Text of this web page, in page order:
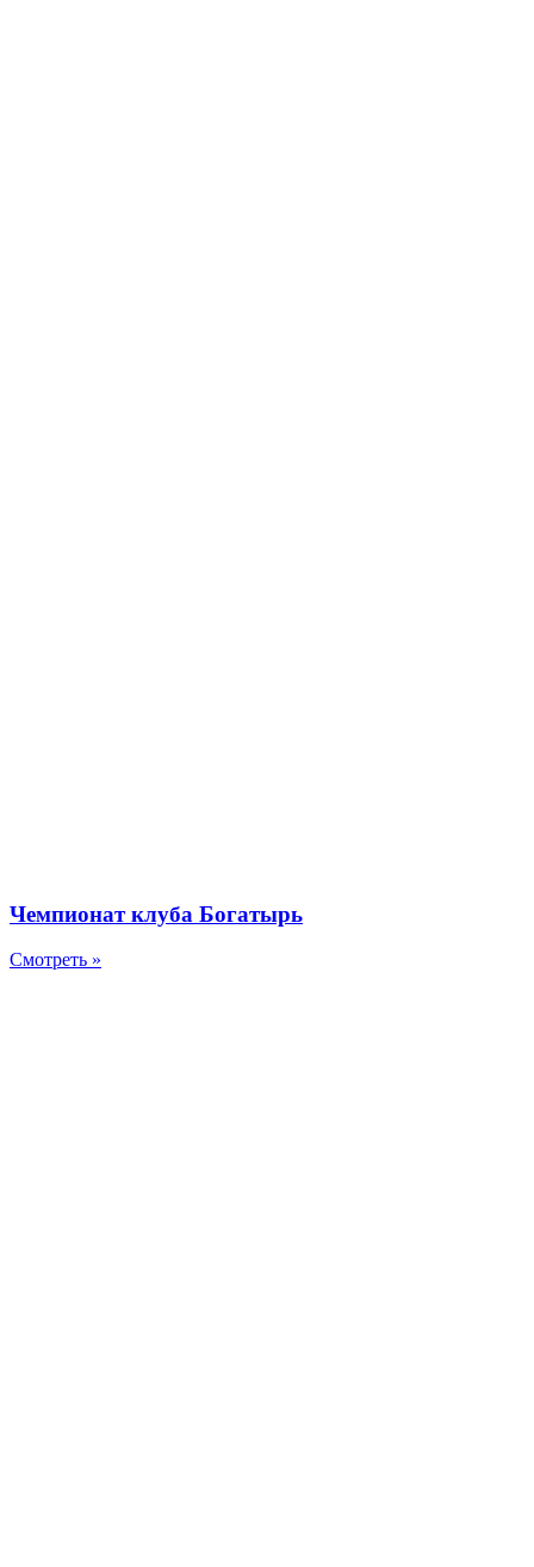
Чемпионат клуба Богатырь
Смотреть »